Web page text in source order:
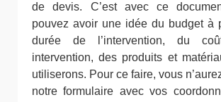
de devis. C’est avec ce
pouvez avoir une idée du budget à
durée de l’intervention, du
intervention, des produits et
utiliserons. Pour ce faire, vous
notre formulaire avec vos